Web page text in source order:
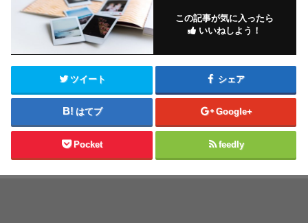
この記事が気に入ったら
いいねしよう！
ツイート シェア
はてブ Google+
Pocket feedly